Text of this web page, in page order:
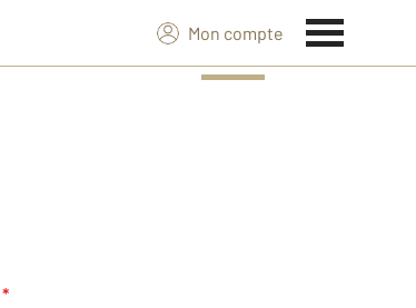
Mon compte
*